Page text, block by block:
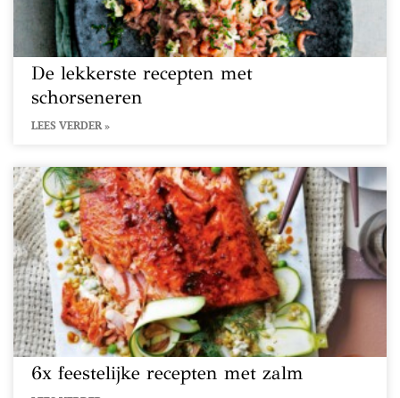
De lekkerste recepten met
schorseneren
LEES VERDER »
6x feestelijke recepten met zalm